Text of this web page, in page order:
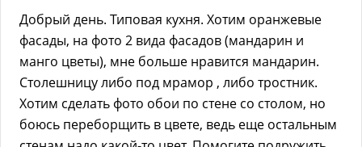
Добрый день. Типовая кухня. Хотим оранжевые
фасады, на фото 2 вида фасадов (мандарин и
манго цветы), мне больше нравится мандарин.
Столешницу либо под мрамор , либо тростник.
Хотим сделать фото обои по стене со столом, но
боюсь переборщить в цвете, ведь еще остальным